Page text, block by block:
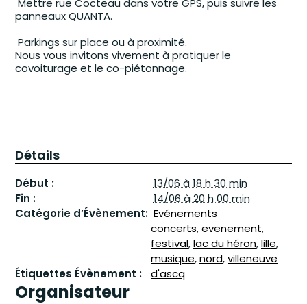
panneaux QUANTA.
Parkings sur place ou à proximité.
Nous vous invitons vivement à pratiquer le
covoiturage et le co-piétonnage.
Détails
Début :
13/06 à 18 h 30 min
Fin :
14/06 à 20 h 00 min
Catégorie d’Évènement: Evénements
Étiquettes Évènement :
concerts,evenement,
festival,lac du héron,lille,
musique,nord,villeneuve
d'ascq
Organisateur